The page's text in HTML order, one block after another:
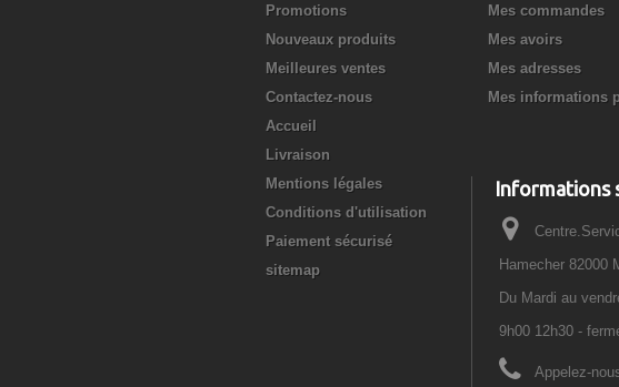
Promotions
Nouveaux produits
Meilleures ventes
Contactez-nous
Accueil
Livraison
Mentions légales
Conditions d'utilisation
Paiement sécurisé
sitemap
Mes commandes
Mes avoirs
Mes adresses
Mes informations
Informations
Hamecher 82000
Du Mardi au
9h00 12h30 -
Appelez-